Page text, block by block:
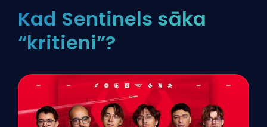
Kad Sentinels sāka
“kritieni”?